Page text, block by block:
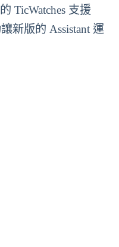
TicWatches 支援
新版的 Assistant 運